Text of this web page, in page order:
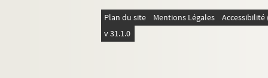
Plan du site Mentions Légales
v 31.1.0